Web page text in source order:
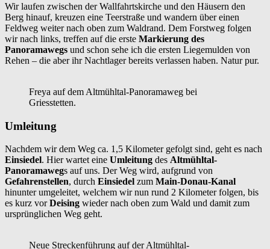
Wir laufen zwischen der Wallfahrtskirche und den Häusern den
Berg hinauf, kreuzen eine Teerstraße und wandern über einen
Feldweg weiter nach oben zum Waldrand. Dem Forstweg folgen
wir nach links, treffen auf die erste Markierung des
Panoramawegs und schon sehe ich die ersten Liegemulden von
Rehen – die aber ihr Nachtlager bereits verlassen haben. Natur pur.
Freya auf dem Altmühltal-Panoramaweg bei
Griesstetten.
Umleitung
Nachdem wir dem Weg ca. 1,5 Kilometer gefolgt sind, geht es nach
Einsiedel. Hier wartet eine Umleitung des Altmühltal-
Panoramawegs auf uns. Der Weg wird, aufgrund von
Gefahrenstellen, durch Einsiedel zum Main-Donau-Kanal
hinunter umgeleitet, welchem wir nun rund 2 Kilometer folgen, bis
es kurz vorDeising wieder nach oben zum Wald und damit zum
ursprünglichen Weg geht.
Neue Streckenführung auf der Altmühltal-